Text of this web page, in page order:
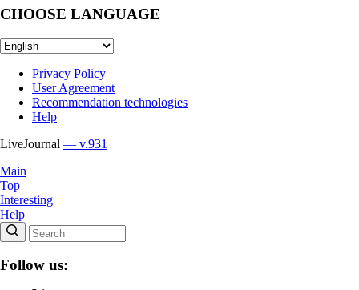
CHOOSE LANGUAGE
Privacy Policy
User Agreement
Recommendation technologies
Help
LiveJournal — v.931
Main
Top
Interesting
Help
Follow us: